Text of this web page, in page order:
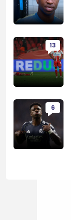
13
6